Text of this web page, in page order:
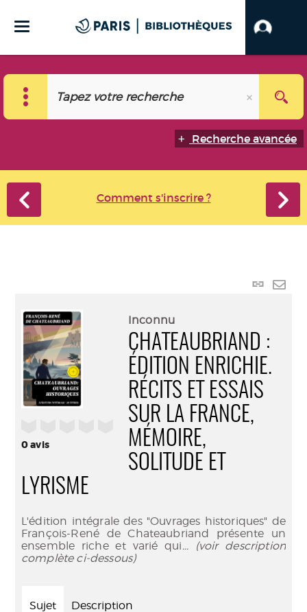
Recherche avancée
Comment s'inscrire ?
Lien
0avis
Inconnu
CHATEAUBRIAND :
ÉDITION ENRICHIE.
RÉCITS ET ESSAIS
SUR LA FRANCE,
MÉMOIRE,
SOLITUDE ET
LYRISME
L'édition intégrale des "Ouvrages historiques" de
François-René de Chateaubriand présente un
ensemble riche et varié qui... (voir description
complète ci-dessous)
Sujet Description